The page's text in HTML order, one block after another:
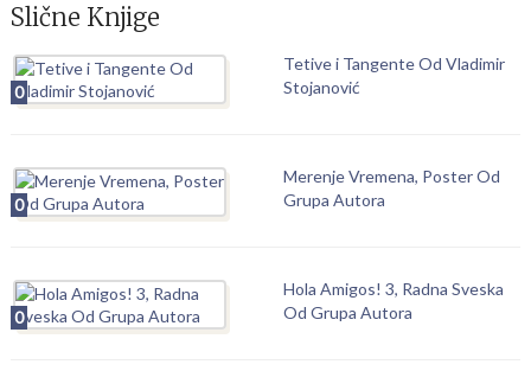
Slične Knjige
0
Tetive i Tangente Od Vladimir
Stojanović
0
Merenje Vremena, Poster Od
Grupa Autora
0
Hola Amigos! 3, Radna Sveska
Od Grupa Autora